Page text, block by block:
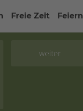
Freie Zeit Feiern
weiter